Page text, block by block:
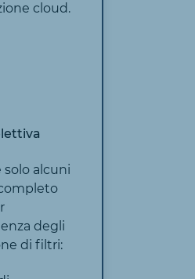
cloud.
alcuni
degli
di filtri: